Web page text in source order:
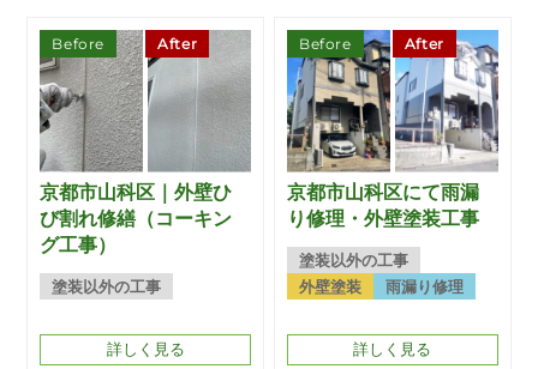
Before After
京都市山科区｜外壁ひ
び割れ修繕（コーキン
グ工事）
塗装以外の工事
詳しく見る
Before After
京都市山科区にて雨漏
り修理・外壁塗装工事
塗装以外の工事
外壁塗装
雨漏り修理
詳しく見る